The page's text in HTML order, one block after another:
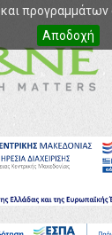
προγραμμάτων
Αποδοχή